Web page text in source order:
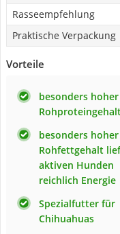
Rasseempfehlung
Praktische Verpackung
Vorteile
besonders hoher
besonders hoher
Rohfettgehalt
aktiven Hunden
reichlich Energie
Spezialfutter für
Chihuahuas